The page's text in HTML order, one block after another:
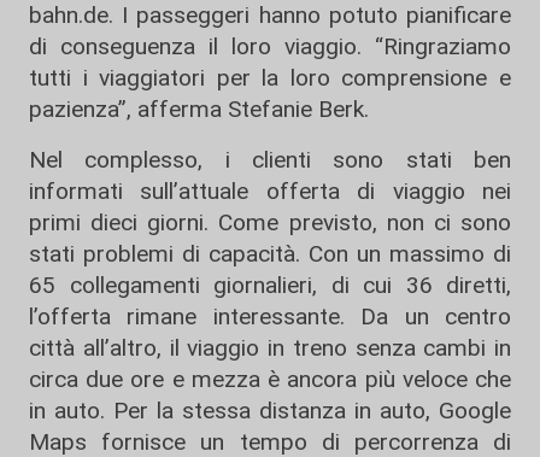
bahn.de. I passeggeri hanno potuto pianificare
di conseguenza il loro viaggio. “Ringraziamo
tutti i viaggiatori per la loro comprensione e
pazienza”, afferma Stefanie Berk.
Nel complesso, i clienti sono stati ben
informati sull’attuale offerta di viaggio nei
primi dieci giorni. Come previsto, non ci sono
stati problemi di capacità. Con un massimo di
65 collegamenti giornalieri, di cui 36 diretti,
l’offerta rimane interessante. Da un centro
città all’altro, il viaggio in treno senza cambi in
circa due ore e mezza è ancora più veloce che
in auto. Per la stessa distanza in auto, Google
Maps fornisce un tempo di percorrenza di